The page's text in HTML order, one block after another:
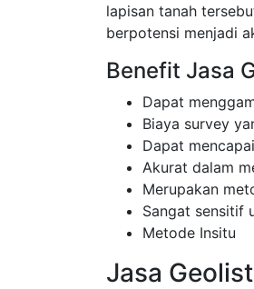
lapisan tanah
berpotensi menjadi
Benefit Jasa
Dapat
Biaya survey
Dapat
Akurat dalam
Merupakan
Sangat sensitif
Metode Insitu
Jasa